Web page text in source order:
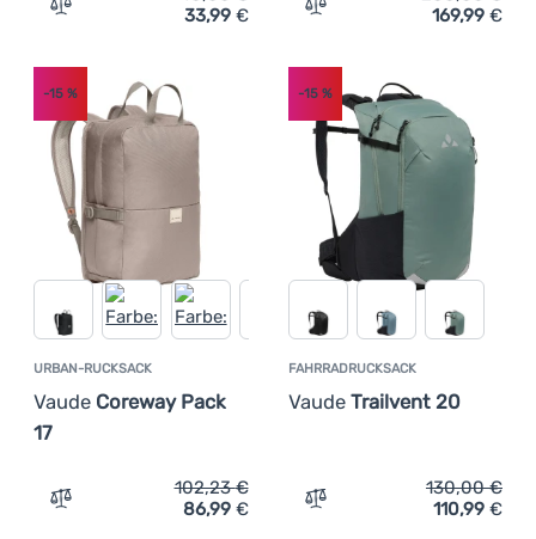
Zum Vergleich 'Kinderrucksack Vaude Ayla 6' hinzufügen
33,99 € Zum Vergleich 'Damen
169,99 €
URBAN-RUCKSACK
Vaude Coreway Pack
17
-15 %
Zum Vergleich 'Urban-Rucksack Vaude Coreway Pack
102,23€
86,99 €
FAHRRADRUCKSACK
Vaude Trailvent 20
-15%
Zum Vergleich
130,00€
110,99 €